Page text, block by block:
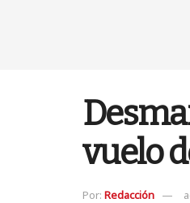
vuelo
Por: Redacción